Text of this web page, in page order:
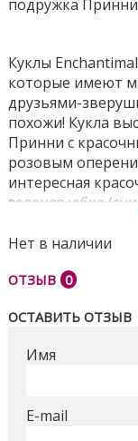
подружка Принни
Куклы
которые имеют
друзьями-
похожи! Кукла
Принни с
розовым
интересная
зеленая юбка
узором и
обувь имеет
перьев. У нее
это их призвание!
(каждая кукла
Нет в наличии
ОТЗЫВ 0
ОСТАВИТЬ ОТЗЫВ
Имя
E-mail